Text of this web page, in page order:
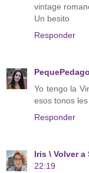
vintage
Un besito
Responder
Yo tengo la
esos tonos
Responder
Iris \ Volver a
22:19